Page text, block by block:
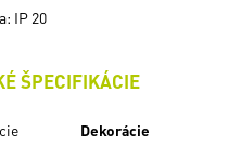
IP 20
ŠPECIFIKÁCIE
Dekorácie